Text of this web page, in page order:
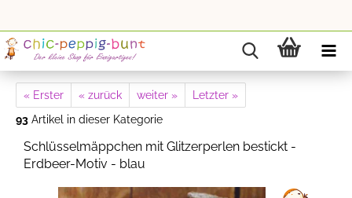
« Erster « zurück weiter »
Letzter »
93 Artikel in dieser Kategorie
Schlüsselmäppchen mit Glitzerperlen bestickt -
Erdbeer-Motiv - blau